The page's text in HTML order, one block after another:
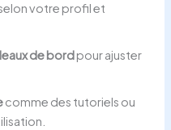
votre profil et
de bordpour ajuster
comme des tutoriels ou